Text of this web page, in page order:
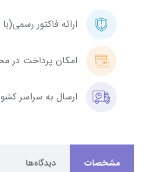
ارائه فاکتور
امکان پرداخت در
ارسال به سراسر
مشخصات دیدگاه‌ها